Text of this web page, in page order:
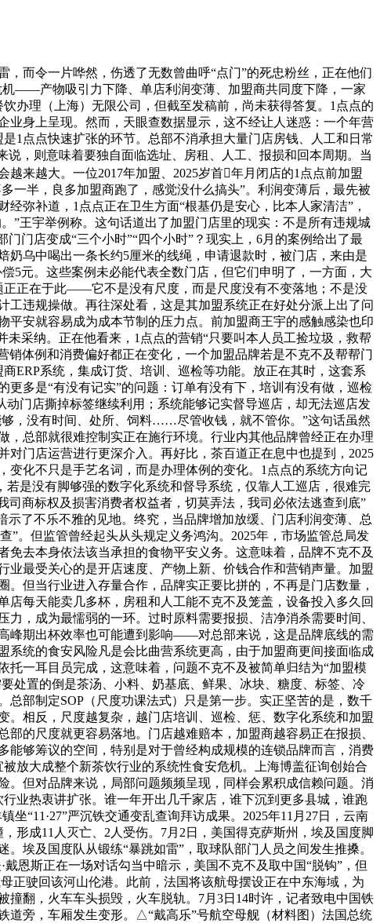
而令一片哗然，伤透了无数曾曲呼“点门”的死忠粉丝，正在他们
机——产物吸引力下降、单店利润变薄、加盟商共同度下降，一家
办理（上海）无限公司，但截至发稿前，尚未获得答复。1点点的
业身上呈现。然而，天眼查数据显示，这不经让人迷惑：一个年营
1点点快速扩张的环节。总部不消承担大量门店房钱、人工和日常
，则意味着要独自面临选址、房租、人工、报损和回本周期。当
来越大。一位2017年加盟、2025岁首年月闭店的1点点前加盟
一半，良多加盟商跑了，感觉没什么搞头”。利润变薄后，最先被
弥补道，1点点正在卫生方面“根基仍是安心，比本人家清洁”，
”王宇举例称。这句话道出了加盟门店里的现实：不是所有违规城
门店变成“三个小时”“四个小时”？现实上，6月的案例给出了最
奶乌中喝出一条长约5厘米的线绳，申请退款时，被门店，来由是
5元。这些案例未必能代表全数门店，但它们申明了，一方面，大
正正在于此——它不是没有尺度，而是尺度没有不变落地；不是没
违规操做。再往深处看，这是其加盟系统正在好处分派上出了问
安就容易成为成本节制的压力点。前加盟商王宇的感触感染也印
采纳。正在他看来，1点点的营销“只要叫本人员工捡垃圾，救帮
体例和消费偏好都正在变化，一个加盟品牌若是不克不及帮帮门
ERP系统，集成订货、培训、巡检等功能。放正在其时，这套系
多是“有没有记实”的问题：订单有没有下，培训有没有做，巡检
门店撕掉标签继续利用；系统能够记实督导巡店，却无法巡店发
，没有时间、处所、饲料……尽管收钱，就不管你。”这句话虽然
总部就很难控制实正在施行环境。行业内其他品牌曾经正在办理
门店运营进行更深介入。再好比，茶百道正在息中也提到，2025
变化不只是手艺名词，而是办理体例的变化。1点点的系统方向记
是没有脚够强的数字化系统和督导系统，仅靠人工巡店，很难完
商标权及损害消费者权益者，切莫弄法，我司必依法逃查到底”
示了不乐不雅的见地。终究，当品牌增加放缓、门店利润变薄、总
”。但监管曾经起头从头规定义务鸿沟。2025年，市场监管总局发
去本身依法该当承担的食物平安义务。这意味着，品牌不克不及
最受关心的是开店速度、产物上新、价钱合作和营销声量。加盟
但当行业进入存量合作，品牌实正要比拼的，不再是门店数量，
每天能卖几多杯，房租和人工能不克不及笼盖，设备投入多久回
，成为最懦弱的一环。过时原料需要报损、洁净消杀需要时间、
峰期出杯效率也可能遭到影响——对总部来说，这是品牌底线的需
统的食安风险凡是会比曲营系统更高，由于加盟商更间接面临成
一耳目员完成，这意味着，问题不克不及被简单归结为“加盟模
处置的倒是茶汤、小料、奶基底、鲜果、冰块、糖度、标签、冷
部制定SOP（尺度功课法式）只是第一步。实正坚苦的是，数千
相反，尺度越复杂，越门店培训、巡检、惩、数字化系统和加盟
的尺度就更容易落地。门店越难赔本，加盟商越容易正在报损、
能够筹议的空间，特别是对于曾经构成规模的连锁品牌而言，消费
放大成整个新茶饮行业的系统性食安危机。上海博盖征询创始合
但对品牌来说，局部问题频频呈现，同样会累积成信赖问题。消
业热衷讲扩张。谁一年开出几千家店，谁下沉到更多县城，谁跑
“11·27”严沉铁交通变乱查询拜访成果。2025年11月27日，云南
形成11人灭亡、2人受伤。7月2日，美国得克萨斯州，埃及国度脚
埃及国度队从锻练“暴跳如雷”，取球队部门人员之间发生推搡。
恩斯正在一场对话勾当中暗示，美国不克不及取中国“脱钩”，但
正驶回该河山伦港。此前，法国将该航母摆设正在中东海域，为
翻，火车车头损毁，火车脱轨。7月3日14时许，记者致电中国铁
道旁，车厢发生变形。△“戴高乐”号航空母舰（材料图）法国总统